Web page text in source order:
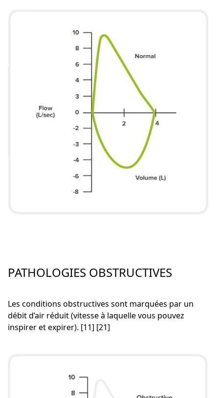
PATHOLOGIES OBSTRUCTIVES
Les conditions obstructives sont marquées par un
débit d’air réduit (vitesse à laquelle vous pouvez
inspirer et expirer). [11] [21]